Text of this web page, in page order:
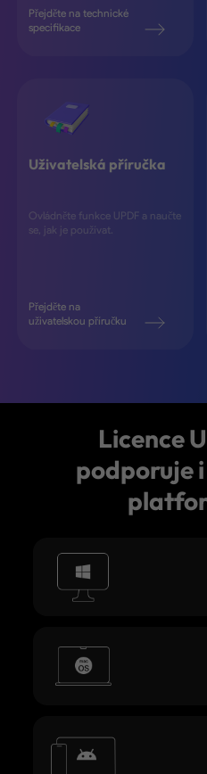
Přejděte na technické
specifikace
Uživatelská příručka
Ovládněte funkce UPDF a naučte
se, jak je používat.
Přejděte na
uživatelskou příručku
Licence
podporuje